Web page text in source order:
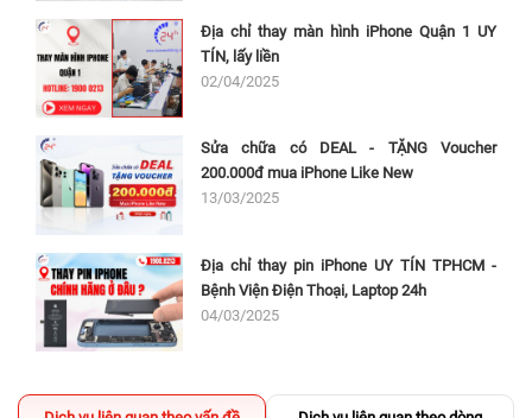
Địa chỉ thay màn hình iPhone Quận 1 UY
TÍN, lấy liền
02/04/2025
Sửa chữa có DEAL - TẶNG Voucher
200.000đ mua iPhone Like New
13/03/2025
Địa chỉ thay pin iPhone UY TÍN TPHCM -
Bệnh Viện Điện Thoại, Laptop 24h
04/03/2025